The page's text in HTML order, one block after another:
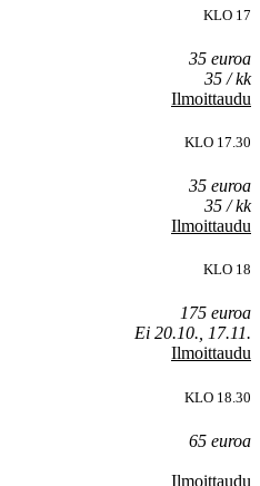
KLO 17
35 euroa
35 / kk
Ilmoittaudu
KLO 17.30
35 euroa
35 / kk
Ilmoittaudu
KLO 18
175 euroa
Ei 20.10., 17.11.
Ilmoittaudu
KLO 18.30
65 euroa
Ilmoittaudu